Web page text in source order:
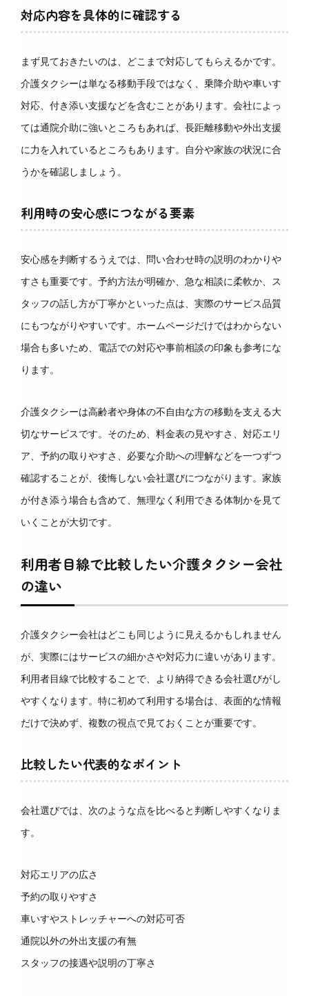
対応内容を具体的に確認する
まず見ておきたいのは、どこまで対応してもらえるかです。
介護タクシーは単なる移動手段ではなく、乗降介助や車いす
対応、付き添い支援などを含むことがあります。会社によっ
ては通院介助に強いところもあれば、長距離移動や外出支援
に力を入れているところもあります。自分や家族の状況に合
うかを確認しましょう。
利用時の安心感につながる要素
安心感を判断するうえでは、問い合わせ時の説明のわかりや
すさも重要です。予約方法が明確か、急な相談に柔軟か、ス
タッフの話し方が丁寧かといった点は、実際のサービス品質
にもつながりやすいです。ホームページだけではわからない
場合も多いため、電話での対応や事前相談の印象も参考にな
ります。
介護タクシーは高齢者や身体の不自由な方の移動を支える大
切なサービスです。そのため、料金表の見やすさ、対応エリ
ア、予約の取りやすさ、必要な介助への理解などを一つずつ
確認することが、後悔しない会社選びにつながります。家族
が付き添う場合も含めて、無理なく利用できる体制かを見て
いくことが大切です。
利用者目線で比較したい介護タクシー会社
の違い
介護タクシー会社はどこも同じように見えるかもしれません
が、実際にはサービスの細かさや対応力に違いがあります。
利用者目線で比較することで、より納得できる会社選びがし
やすくなります。特に初めて利用する場合は、表面的な情報
だけで決めず、複数の視点で見ておくことが重要です。
比較したい代表的なポイント
会社選びでは、次のような点を比べると判断しやすくなりま
す。
対応エリアの広さ
予約の取りやすさ
車いすやストレッチャーへの対応可否
通院以外の外出支援の有無
スタッフの接遇や説明の丁寧さ